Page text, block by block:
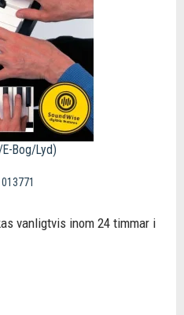
Bog/Lyd)
vanligtvis inom 24 timmar i